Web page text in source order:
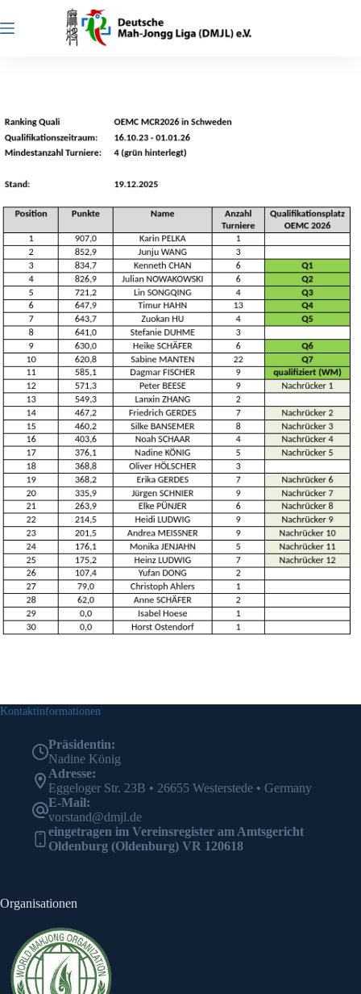
Kontaktinformationen
Präsidentin:
Nadine König
Adresse:
Eggeloger Str. 23B • 26655 Westerstede • Germany
E-Mail:
vorstand@dmjl.de
eingetragen im Vereinsregister am Amtsgericht
Oldenburg (Oldenburg) VR 120618
Organisationen